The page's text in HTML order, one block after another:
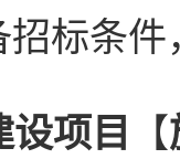
标条
设项目 【